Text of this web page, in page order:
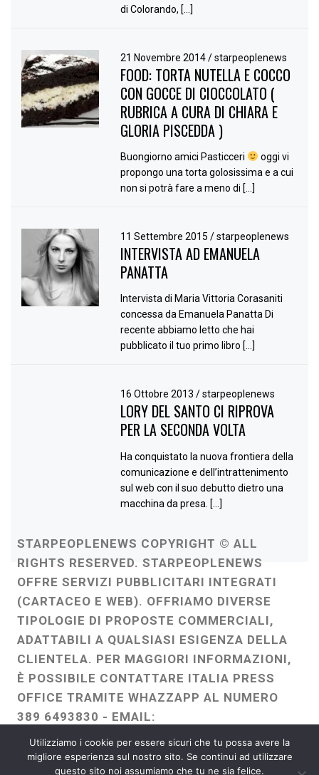
di Colorando, […]
21 Novembre 2014/ starpeoplenews
FOOD: TORTA NUTELLA E COCCO
CON GOCCE DI CIOCCOLATO (
RUBRICA A CURA DI CHIARA E
GLORIA PISCEDDA )
Buongiorno amici Pasticceri
oggi vi
propongo una torta golosissima e a cui
non si potrà fare a meno di […]
11 Settembre 2015/ starpeoplenews
INTERVISTA AD EMANUELA
PANATTA
Intervista di Maria Vittoria Corasaniti
concessa da Emanuela Panatta Di
recente abbiamo letto che hai
pubblicato il tuo primo libro […]
16 Ottobre 2013/ starpeoplenews
LORY DEL SANTO CI RIPROVA
PER LA SECONDA VOLTA
Ha conquistato la nuova frontiera della
comunicazione e dell’intrattenimento
sul web con il suo debutto dietro una
macchina da presa. […]
STARPEOPLENEWS COPYRIGHT © ALL
RIGHTS RESERVED. STARPEOPLENEWS
OFFRE SERVIZI PUBBLICITARI INTEGRATI
(CARTACEO E WEB). OFFRIAMO DIVERSE
TIPOLOGIE DI PROPOSTE COMMERCIALI,
ADATTABILI A QUALSIASI ESIGENZA DELLA
CLIENTELA. PER MAGGIORI INFORMAZIONI,
È POSSIBILE CONTATTARE ITALIA PRESS
OFFICE TRAMITE WHAZZAPP AL NUMERO
389 6493830 - EMAIL:
ITALIAPRESSOFFICE@GMAIL.COM
WEBMASTER :FRANCESCO GENTILE
Utilizziamo i cookie per essere sicuri che tu possa avere la
migliore esperienza sul nostro sito. Se continui ad utilizzare
questo sito noi assumiamo che tu ne sia felice.